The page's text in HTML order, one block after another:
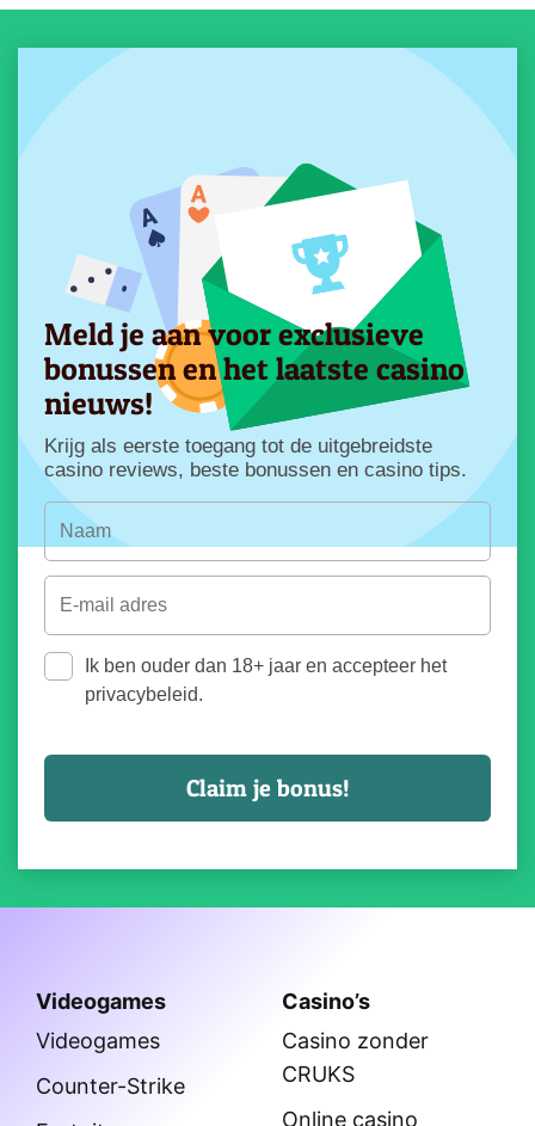
Meld je aan voor exclusieve
bonussen en het laatste casino
nieuws!
Krijg als eerste toegang tot de uitgebreidste
casino reviews, beste bonussen en casino tips.
Ik ben ouder dan 18+ jaar en accepteer het
privacybeleid.
Videogames
Videogames
Counter-Strike
Casino’s
Casino zonder
CRUKS
Online casino